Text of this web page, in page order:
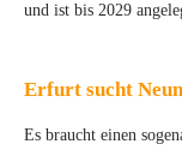
und ist bis 2029
Erfurt sucht
Es braucht einen